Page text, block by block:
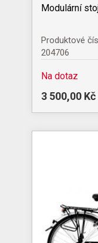
Modulární
Produktové
204706
Na dotaz
3 500,00 Kč